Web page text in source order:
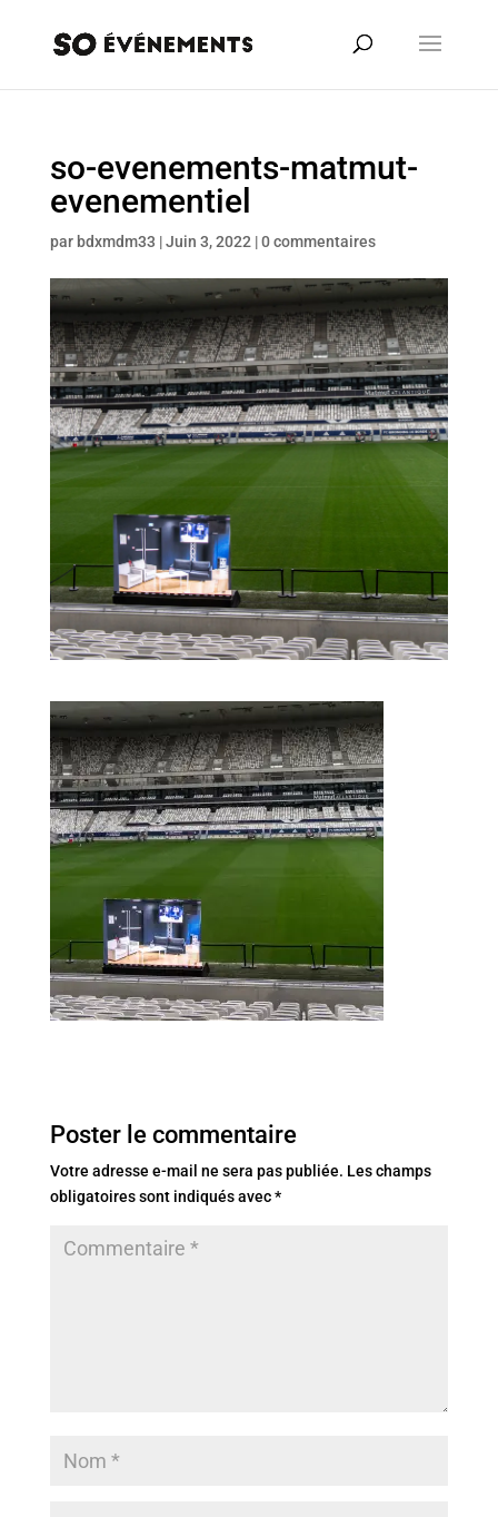
so-evenements-matmut-
evenementiel
par bdxmdm33 |Juin 3, 2022 |0 commentaires
Poster le commentaire
Votre adresse e-mail ne sera pas publiée. Les champs
obligatoires sont indiqués avec*